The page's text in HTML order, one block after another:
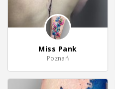
Miss Pank
Poznań